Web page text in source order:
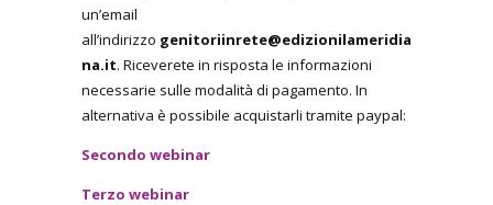
un’email
all’indirizzo genitoriinrete@edizionilameridia
na.it. Riceverete in risposta le informazioni
necessarie sulle modalità di pagamento. In
alternativa è possibile acquistarli tramite paypal:
Secondo webinar
Terzo webinar